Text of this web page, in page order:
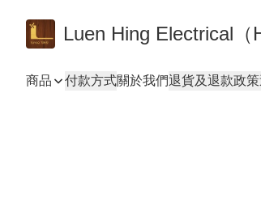
Luen Hing Electrical（
商品 付款方式關於我們退貨及退款政策